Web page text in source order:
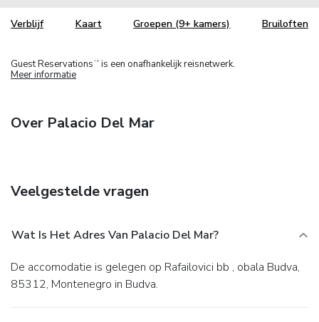
Verblijf Kaart Groepen (9+ kamers) Bruiloften
Guest Reservations TM is een onafhankelijk reisnetwerk.
Meer informatie
Over Palacio Del Mar
Veelgestelde vragen
Wat Is Het Adres Van Palacio Del Mar?
De accomodatie is gelegen op Rafailovici bb , obala Budva,
85312, Montenegro in Budva.